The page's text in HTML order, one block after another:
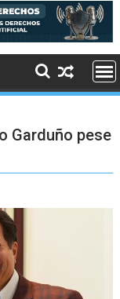
Garduño pese